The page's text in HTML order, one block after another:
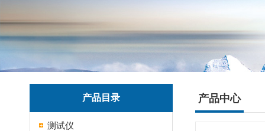
产品目录
测试仪
产品中心